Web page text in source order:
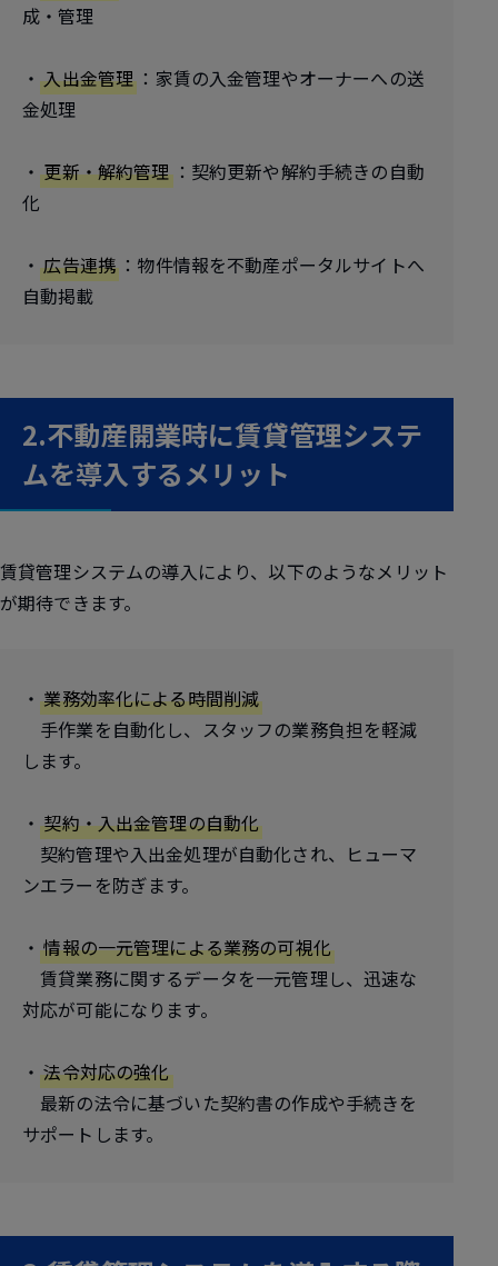
成・管理
・入出金管理 ：家賃の入金管理やオーナーへの送
金処理
・更新・解約管理：契約更新や解約手続きの自動
化
・広告連携 ：物件情報を不動産ポータルサイトへ
自動掲載
2.不動産開業時に賃貸管理システ
ムを導入するメリット
賃貸管理システムの導入により、以下のようなメリット
が期待できます。
・業務効率化による時間削減
手作業を自動化し、スタッフの業務負担を軽減
します。
・契約・入出金管理の自動化
契約管理や入出金処理が自動化され、ヒューマ
ンエラーを防ぎます。
・情報の一元管理による業務の可視化
賃貸業務に関するデータを一元管理し、迅速な
対応が可能になります。
・法令対応の強化
最新の法令に基づいた契約書の作成や手続きを
サポートします。